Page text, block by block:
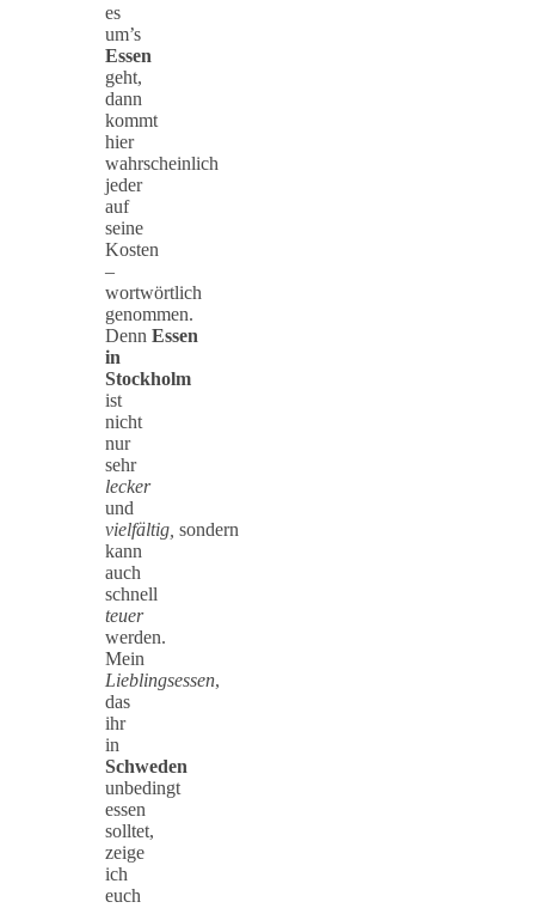
es
um’s
Essen
geht,
dann
kommt
hier
wahrscheinlich
jeder
auf
seine
Kosten
–
wortwörtlich
genommen.
Denn Essen
in
Stockholm
ist
nicht
nur
sehr
lecker
und
vielfältig, sondern
kann
auch
schnell
teuer
werden.
Mein
Lieblingsessen,
das
ihr
in
Schweden
unbedingt
essen
solltet,
zeige
ich
euch